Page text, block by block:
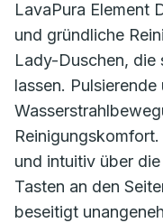
LavaPura Element
und gründliche
Lady-Duschen, die
lassen.
und intuitiv über
Tasten an den
beseitigt